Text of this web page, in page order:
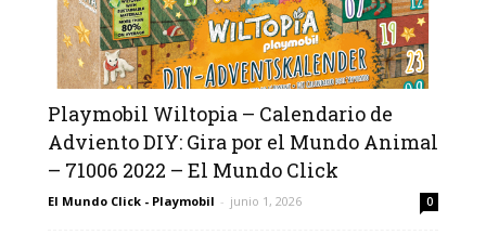
Playmobil Wiltopia – Calendario de
Adviento DIY: Gira por el Mundo Animal
– 71006 2022 – El Mundo Click
El Mundo Click - Playmobil - junio 1, 2026 0